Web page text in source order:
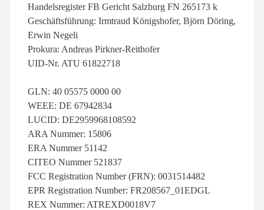
Handelsregister FB Gericht Salzburg FN 265173 k
Geschäftsführung: Irmtraud Königshofer, Björn Döring,
Erwin Negeli
Prokura: Andreas Pirkner-Reithofer
UID-Nr. ATU 61822718
GLN: 40 05575 0000 00
WEEE: DE 67942834
LUCID: DE2959968108592
ARA Nummer: 15806
ERA Nummer 51142
CITEO Nummer 521837
FCC Registration Number (FRN): 0031514482
EPR Registration Number: FR208567_01EDGL
REX Nummer: ATREXD0018V7